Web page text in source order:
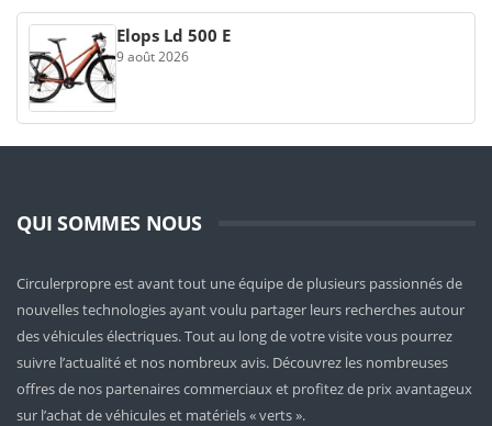
Elops Ld 500 E
9 août 2026
QUI SOMMES NOUS
Circulerpropre est avant tout une équipe de plusieurs passionnés de
nouvelles technologies ayant voulu partager leurs recherches autour
des véhicules électriques. Tout au long de votre visite vous pourrez
suivre l’actualité et nos nombreux avis. Découvrez les nombreuses
offres de nos partenaires commerciaux et profitez de prix avantageux
sur l’achat de véhicules et matériels « verts ».